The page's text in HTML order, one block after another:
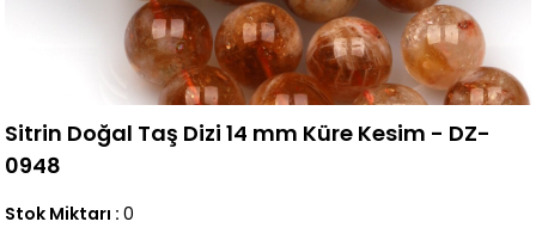
Sitrin Doğal Taş Dizi 14 mm Küre Kesim - DZ-
0948
Stok Miktarı : 0